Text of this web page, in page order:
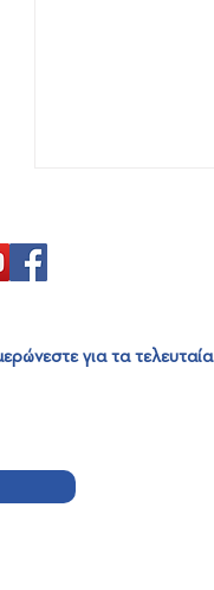
για τα τελευταία